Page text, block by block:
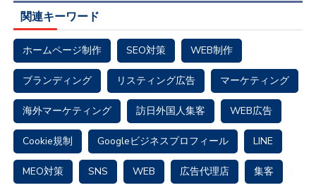
関連キーワード
ホームページ制作 SEO対策 WEB制作
ブランディング リスティング広告 マーケティング
海外マーケティング 訪日外国人集客 WEB広告
Cookie規制 Googleビジネスプロフィール LINE
MEO対策 SNS WEB 広告代理店 集客